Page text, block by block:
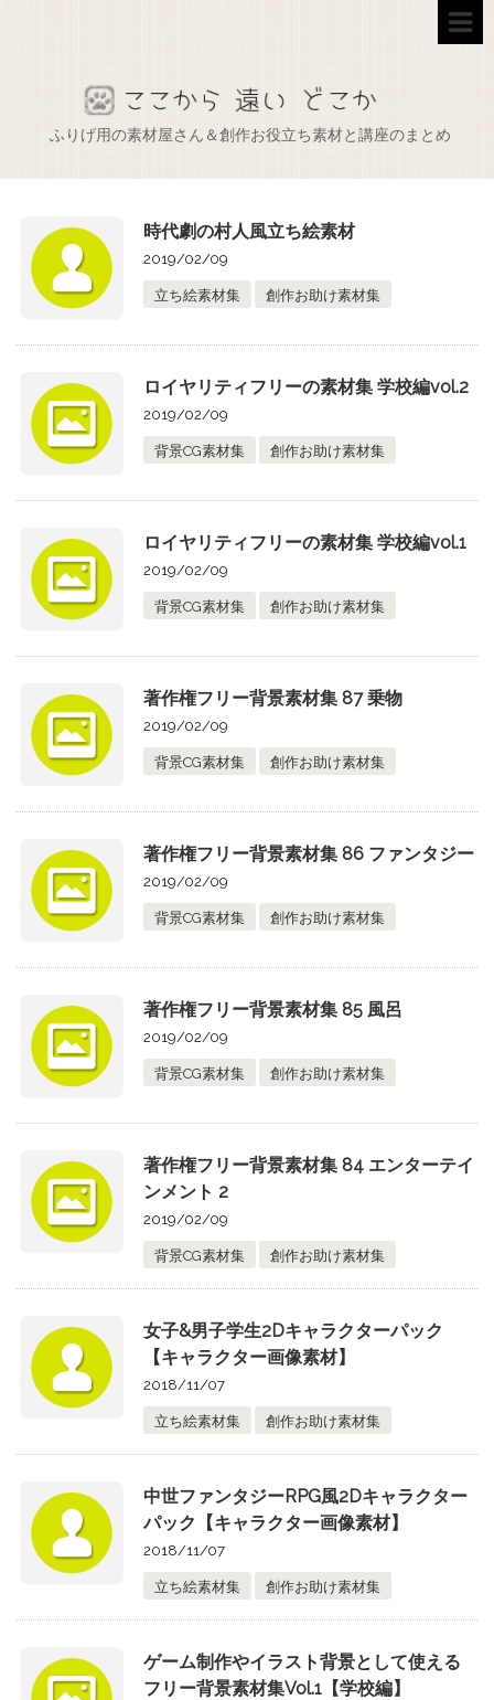
ふりげ用の素材屋さん＆創作お役立ち素材と講座のまとめ
時代劇の村人風立ち絵素材
2019/02/09
立ち絵素材集 創作お助け素材集
ロイヤリティフリーの素材集 学校編vol.2
2019/02/09
背景CG素材集 創作お助け素材集
ロイヤリティフリーの素材集 学校編vol.1
2019/02/09
背景CG素材集 創作お助け素材集
著作権フリー背景素材集 87 乗物
2019/02/09
背景CG素材集 創作お助け素材集
著作権フリー背景素材集 86 ファンタジー
2019/02/09
背景CG素材集 創作お助け素材集
著作権フリー背景素材集 85 風呂
2019/02/09
背景CG素材集 創作お助け素材集
著作権フリー背景素材集 84 エンターテイ
ンメント 2
2019/02/09
背景CG素材集 創作お助け素材集
女子&男子学生2Dキャラクターパック
【キャラクター画像素材】
2018/11/07
立ち絵素材集 創作お助け素材集
中世ファンタジーRPG風2Dキャラクター
パック【キャラクター画像素材】
2018/11/07
立ち絵素材集 創作お助け素材集
ゲーム制作やイラスト背景として使える
フリー背景素材集Vol.1【学校編】